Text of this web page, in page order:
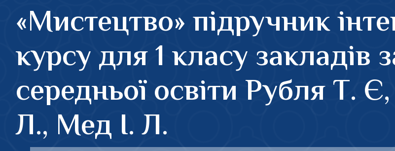
«Мистецтво» підручник
курсу для 1 класу закладів
середньої освіти Рубля Т.
Л., Мед І. Л.